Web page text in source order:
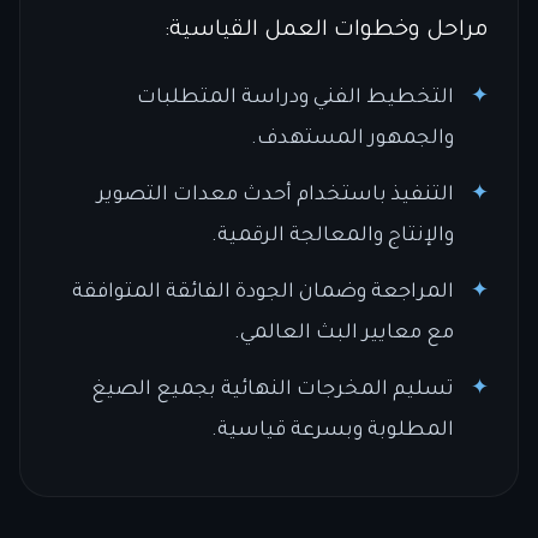
مراحل وخطوات العمل القياسية:
التخطيط الفني ودراسة المتطلبات
والجمهور المستهدف.
التنفيذ باستخدام أحدث معدات التصوير
والإنتاج والمعالجة الرقمية.
المراجعة وضمان الجودة الفائقة المتوافقة
مع معايير البث العالمي.
تسليم المخرجات النهائية بجميع الصيغ
المطلوبة وبسرعة قياسية.